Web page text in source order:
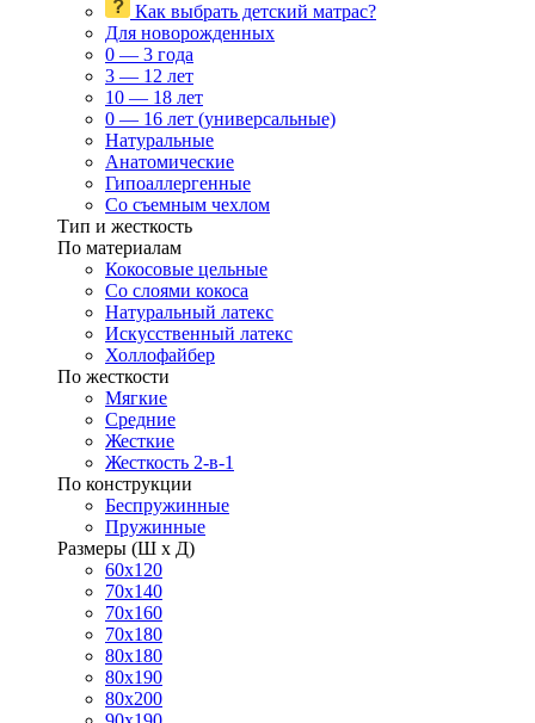
Как выбрать детский матрас?
Для новорожденных
0 — 3 года
3 — 12 лет
10 — 18 лет
0 — 16 лет (универсальные)
Натуральные
Анатомические
Гипоаллергенные
Со съемным чехлом
Тип и жесткость
По материалам
Кокосовые цельные
Со слоями кокоса
Натуральный латекс
Искусственный латекс
Холлофайбер
По жесткости
Мягкие
Средние
Жесткие
Жесткость 2-в-1
По конструкции
Беспружинные
Пружинные
Размеры (Ш х Д)
60х120
70х140
70х160
70х180
80х180
80х190
80х200